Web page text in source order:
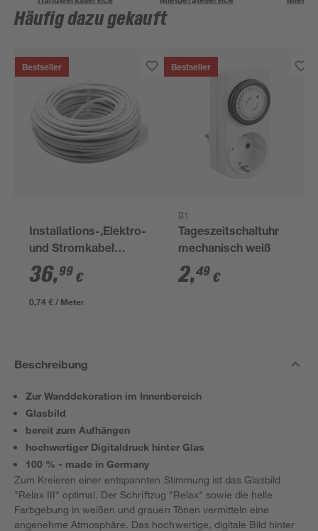
Häufig dazu gekauft
Bestseller
Installations-,Elektro-
und Stromkabel
NYM-J 3x1,5mm² 50
m
36,99 €
0,74 € / Meter
Bestseller
B1
Tageszeitschaltuhr
mechanisch weiß
2,49 €
Beschreibung
Zur Wanddekoration im Innenbereich
Glasbild
bereit zum Aufhängen
hochwertiger Digitaldruck hinter Glas
100 % - made in Germany
Zum Kreieren einer entspannten Stimmung ist das Glasbild
"Relax III" optimal. Der Schriftzug "Relax" sowie die helle
Farbgebung in weißen und grauen Tönen vermitteln eine
angenehme Atmosphäre. Das hochwertige, digitale Bild hinter